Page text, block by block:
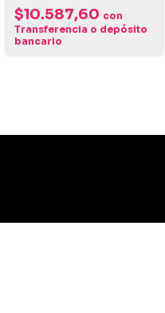
$10.587,60 con
Transferencia o depósito
bancario